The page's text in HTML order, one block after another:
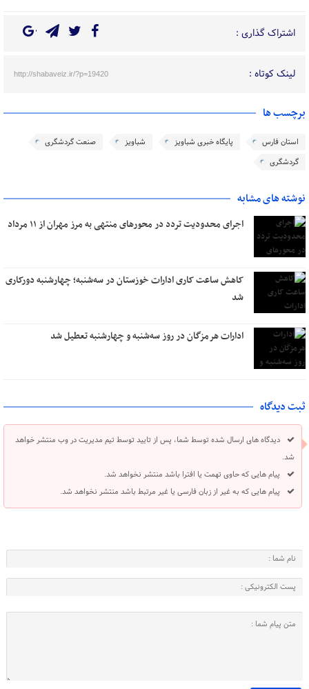
اشتراک گذاری :
لینک کوتاه : http://shabaveiz.ir/?p=19420
برچسب ها
استان فارس پایگاه خبری شباویز شباویز
صنعت گردشگری
گردشگری
نوشته های مشابه
اجرای محدودیت تردد در محورهای منتهی به مرز مهران از ۱۱ مرداد
کاهش ساعت کاری ادارات خوزستان در سه‌شنبه؛ چهارشنبه دورکاری
شد
ادارات هرمزگان در روز سه‌شنبه و چهارشنبه تعطیل شد
ثبت دیدگاه
دیدگاه های ارسال شده توسط شما، پس از تایید توسط تیم مدیریت در وب منتشر خواهد
شد.
پیام هایی که حاوی تهمت یا افترا باشد منتشر نخواهد شد.
پیام هایی که به غیر از زبان فارسی یا غیر مرتبط باشد منتشر نخواهد شد.